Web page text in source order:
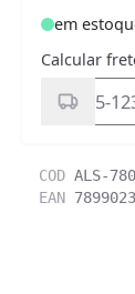
em
Calcular
COD ALS-
EAN